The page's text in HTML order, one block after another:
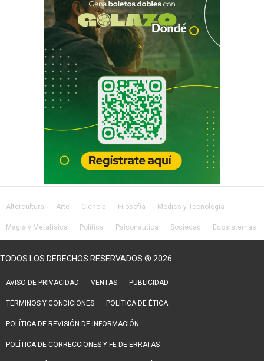
Altercultura Arte Ciencia Filosofía Medios y Tecnología
Magia y Metafísica Política Psiconáutica Sociedad Ecosistemas
TODOS LOS DERECHOS RESERVADOS ® 2026
AVISO DE PRIVACIDAD VENTAS PUBLICIDAD
TÉRMINOS Y CONDICIONES POLÍTICA DE ÉTICA
POLÍTICA DE REVISIÓN DE INFORMACIÓN
POLÍTICA DE CORRECCIONES Y FE DE ERRATAS